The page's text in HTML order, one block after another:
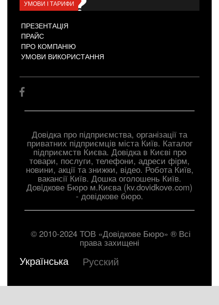
УМОВИ І ТАРИФИ
ПРЕЗЕНТАЦІЯ
ПРАЙС
ПРО КОМПАНІЮ
УМОВИ ВИКОРИСТАННЯ
Довідка про підприємства, організації та
приватних підприємців міста Київ. Каталог
підприємств Києва. Довідка в Києві про
товари, послуги, телефони, адреси фірм,
новини, акції та знижки, відео. Робота Київ,
вакансії Київ. Дошка оголошень Київ.
Довiдкове Бюро м.Києва (kv.dovidkove.com)
- довідкове бюро.
© 2010-2024 ТОВ «Довідкове Бюро» ® Всі
права захищені
Українська Русский